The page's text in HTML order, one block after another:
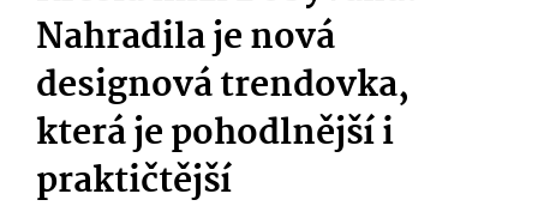
Nahradila je nová
designová trendovka,
která je pohodlnější i
praktičtější